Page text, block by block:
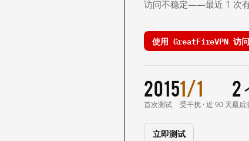
访问不稳定——最近 1 次有
使用 GreatFireVPN 访
2015
首次测试
1/1
受干扰 · 近 90 天
2
最后
立即测试